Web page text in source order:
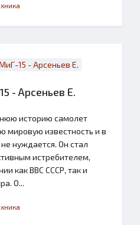
- Арсеньев Е.
историю самолет
мировую известность и в
нуждается. Он стал
истребителем,
как ВВС СССР, так и
О...